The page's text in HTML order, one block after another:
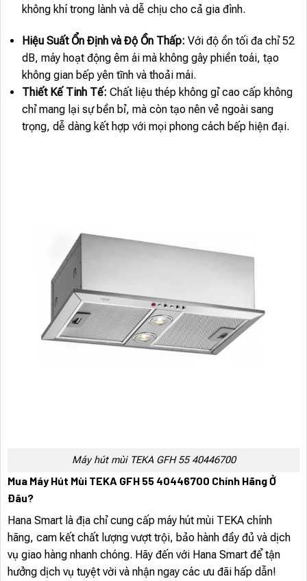
không khí trong lành và dễ chịu cho cả gia đình.
Hiệu Suất Ổn Định và Độ Ồn Thấp: Với độ ồn tối đa chỉ 52
dB, máy hoạt động êm ái mà không gây phiền toái, tạo
không gian bếp yên tĩnh và thoải mái.
Thiết Kế Tinh Tế: Chất liệu thép không gỉ cao cấp không
chỉ mang lại sự bền bỉ, mà còn tạo nên vẻ ngoài sang
trọng, dễ dàng kết hợp với mọi phong cách bếp hiện đại.
Máy hút mùi TEKA GFH 55 40446700
Mua Máy Hút Mùi TEKA GFH 55 40446700 Chính Hãng Ở
Đâu?
Hana Smart là địa chỉ cung cấp máy hút mùi TEKA chính
hãng, cam kết chất lượng vượt trội, bảo hành đầy đủ và dịch
vụ giao hàng nhanh chóng. Hãy đến với Hana Smart để tận
hưởng dịch vụ tuyệt vời và nhận ngay các ưu đãi hấp dẫn!